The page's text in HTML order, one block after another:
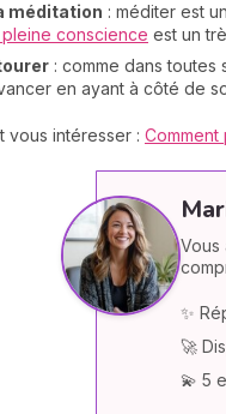
méditation : méditer est
conscience est un
: comme dans toutes
en ayant à côté de
vous intéresser :
Vous
✨
🚀
💫 5